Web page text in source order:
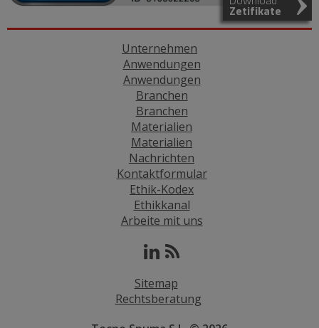
Zetifikate
Unternehmen
Anwendungen
Anwendungen
Branchen
Branchen
Materialien
Materialien
Nachrichten
Kontaktformular
Ethik-Kodex
Ethikkanal
Arbeite mit uns
Sitemap
Rechtsberatung